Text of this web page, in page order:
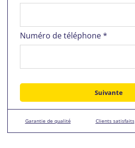
Numéro de téléphone *
Garantie de qualité Clients satisfaits